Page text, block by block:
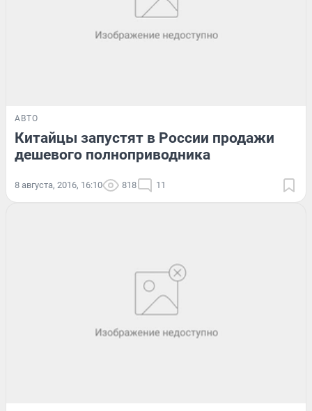
АВТО
Китайцы запустят в России продажи
дешевого полноприводника
8 августа, 2016, 16:10 818 11